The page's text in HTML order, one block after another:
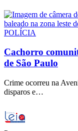
POLÍCIA
Cachorro
de São Paulo
Crime ocorreu na
disparos e…